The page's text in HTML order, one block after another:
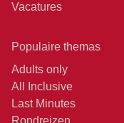
Vacatures
Populaire themas
Adults only
All Inclusive
Last Minutes
Rondreizen